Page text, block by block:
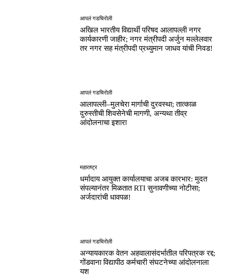
आपलं गडचिरोली
अखिल भारतीय विद्यार्थी परिषद आलापल्ली नगर
कार्यकारणी जाहीर; नगर मंत्रीपदी अर्जुन मल्लेलवार
तर नगर सह मंत्रीपदी प्रध्युमान जाधव यांची निवड!
आपलं गडचिरोली
आलापल्ली–मुलचेरा मार्गाची दुरवस्था; तात्काळ
दुरुस्तीची शिवसेनेची मागणी, अन्यथा तीव्र
आंदोलनाचा इशारा
महाराष्ट्र
धर्मादाय आयुक्त कार्यालयाचा अजब कारभार: मुदत
संपल्यानंतर मिळतात RTI सुनावणीच्या नोटीसा;
अर्जदारांची धावपळ!
आपलं गडचिरोली
अन्यायकारक वेतन अहवालासंदर्भातील परिपत्रक रद्द;
गोंडवाना विद्यापीठ कर्मचारी संघटनेच्या आंदोलनाला
यश